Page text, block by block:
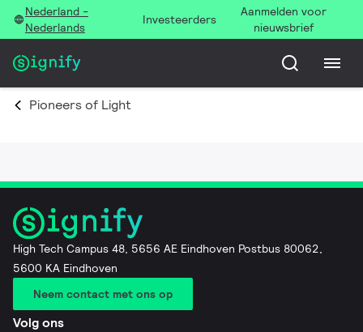
Nederland -
Nederlands
Investeerders
Aanmelden voor
nieuwsbrief
Pioneers of Light
High Tech Campus 48, 5656 AE Eindhoven Postbus 80062,
5600 KA Eindhoven
Neem contact met ons op
Volg ons